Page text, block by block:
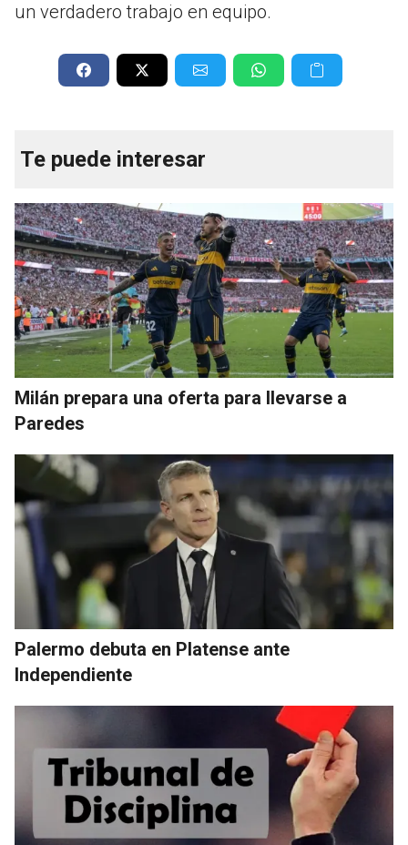
un verdadero trabajo en equipo.
Te puede interesar
Milán prepara una oferta para llevarse a
Paredes
Palermo debuta en Platense ante
Independiente